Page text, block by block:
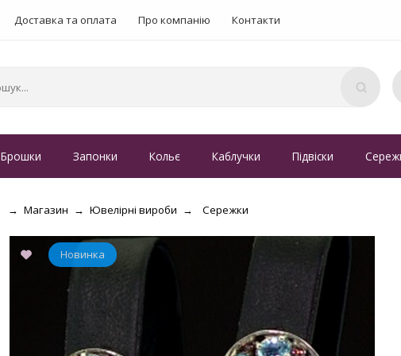
Доставка та оплата Про компанію Контакти
Брошки Запонки Кольє Каблучки Підвіски
Магазин Ювелірні вироби Сережки